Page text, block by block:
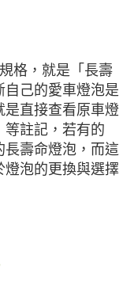
格，就是「長壽
己的愛車燈泡是
直接查看原車燈
註記，若有的
壽命燈泡，而這
泡的更換與選擇